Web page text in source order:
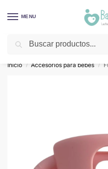
MENU
¡Descuentos todos
Inicio / Accesorios para bebes /